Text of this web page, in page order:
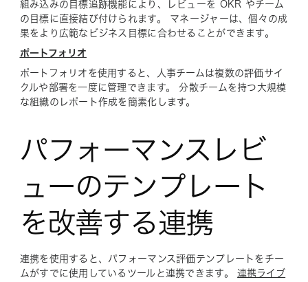
組み込みの目標追跡機能により、レビューを OKR やチーム
の目標に直接結び付けられます。 マネージャーは、個々の成
果をより広範なビジネス目標に合わせることができます。
ポートフォリオ
ポートフォリオを使用すると、人事チームは複数の評価サイ
クルや部署を一度に管理できます。 分散チームを持つ大規模
な組織のレポート作成を簡素化します。
パフォーマンスレビ
ューのテンプレート
を改善する連携
連携を使用すると、パフォーマンス評価テンプレートをチー
ムがすでに使用しているツールと連携できます。連携ライブ